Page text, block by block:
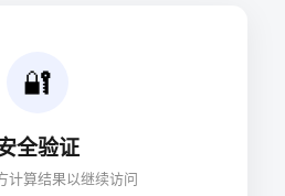
🔐
全验证
计算结果以继续访问